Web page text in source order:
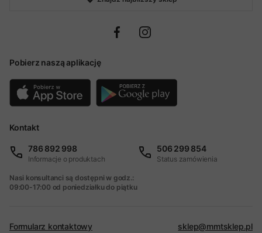
Pobierz naszą aplikację
Kontakt
786 892 998
Informacje o produktach
506 299 854
Status zamówienia
Nasi konsultanci są dostępni w godz.:
09:00-17:00 od poniedziałku do piątku
Formularz kontaktowy sklep@mmtsklep.pl